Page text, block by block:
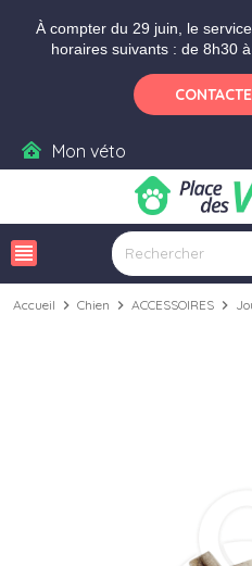
À compter du 29 juin, le
horaires suivants : de 8h30
Mon véto
view_headline
Accueil chevron_right Chien chevron_right ACCESSOIRES chevron_right